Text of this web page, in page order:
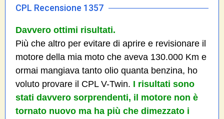
CPL Recensione 1357
Davvero ottimi risultati.
Più che altro per evitare di aprire e revisionare il
motore della mia moto che aveva 130.000 Km e
ormai mangiava tanto olio quanta benzina, ho
voluto provare il CPL V-Twin. I risultati sono
stati davvero sorprendenti, il motore non è
tornato nuovo ma ha più che dimezzato i